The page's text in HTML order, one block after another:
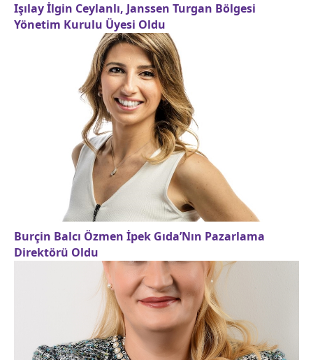
Işılay İlgin Ceylanlı, Janssen Turgan Bölgesi
Yönetim Kurulu Üyesi Oldu
Burçin Balcı Özmen İpek Gıda’Nın Pazarlama
Direktörü Oldu